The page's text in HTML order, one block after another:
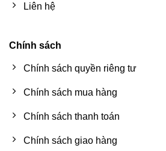
Liên hệ
Chính sách
Chính sách quyền riêng tư
Chính sách mua hàng
Chính sách thanh toán
Chính sách giao hàng